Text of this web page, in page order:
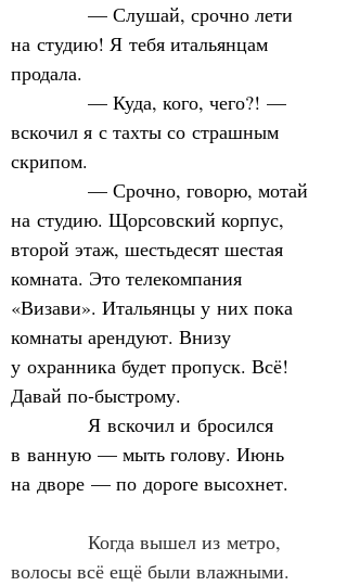
— Слушай, срочно лети
на студию! Я тебя итальянцам
продала.
— Куда, кого, чего?! —
вскочил я с тахты со страшным
скрипом.
— Срочно, говорю, мотай
на студию. Щорсовский корпус,
второй этаж, шестьдесят шестая
комната. Это телекомпания
«Визави». Итальянцы у них пока
комнаты арендуют. Внизу
у охранника будет пропуск. Всё!
Давай по‑быстрому.
Я вскочил и бросился
в ванную — мыть голову. Июнь
на дворе — по дороге высохнет.
Когда вышел из метро,
волосы всё ещё были влажными.